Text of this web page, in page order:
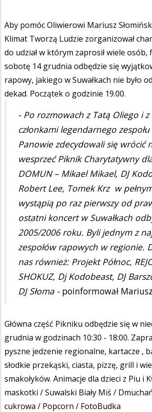
Aby pomóc Oliwierowi Mariusz
Klimat Tworzą Ludzie zorganizował
do udział w którym zaprosił wiele
sobotę 14 grudnia odbędzie się
rapowy, jakiego w Suwałkach nie było
dekad. Początek o godzinie 19.00.
- Po rozmowach z Tatą Oliego i
członkami legendarnego
Panowie zdecydowali się wrócić
wesprzeć Piknik Charytatywny
DOMUN – Mikael Mikael, DJ
Robert Lee, Tomek Krz w
wystąpią po raz pierwszy od
ostatni koncert w Suwałkach
2005/2006 roku. Byli jednym z
zespołów rapowych w regionie.
nas również: Projekt Północ,
SHOKUZ, Dj Kodobeast, DJ
DJ Słoma - poinformował
Główna część Pikniku odbędzie się w
grudnia w godzinach 10:30 - 18:00.
pyszne jedzenie regionalne, kartacze ,
słodkie przekąski, ciasta, pizzę, grill i
smakołyków. Animacje dla dzieci z Piu i
maskotki / Suwalski Biały Miś /
cukrowa / Popcorn / FotoBudka